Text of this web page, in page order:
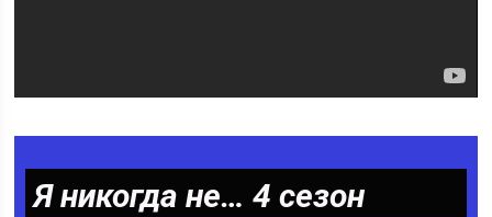
Я никогда не… 4 сезон